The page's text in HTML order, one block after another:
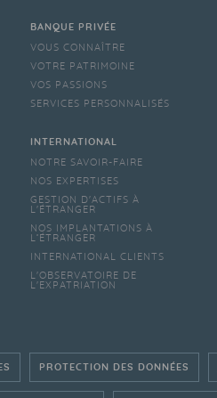
BANQUE PRIVÉE
VOUS CONNAÎTRE
VOTRE PATRIMOINE
VOS PASSIONS
SERVICES PERSONNALISÉS
INTERNATIONAL
NOTRE SAVOIR-FAIRE
NOS EXPERTISES
GESTION D'ACTIFS À
L'ÉTRANGER
NOS IMPLANTATIONS À
L’ÉTRANGER
INTERNATIONAL CLIENTS
L'OBSERVATOIRE DE
L'EXPATRIATION
PROTECTION DES DONNÉES